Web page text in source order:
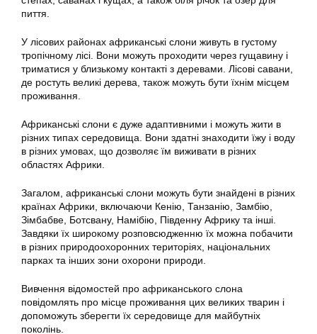
пиття.
У лісових районах африканські слони живуть в густому
тропічному лісі. Вони можуть проходити через гущавину і
триматися у близькому контакті з деревами. Лісові савани,
де ростуть великі дерева, також можуть бути їхнім місцем
проживання.
Африканські слони є дуже адаптивними і можуть жити в
різних типах середовища. Вони здатні знаходити їжу і воду
в різних умовах, що дозволяє їм виживати в різних
областях Африки.
Загалом, африканські слони можуть бути знайдені в різних
країнах Африки, включаючи Кенію, Танзанію, Замбію,
Зімбабве, Ботсвану, Намібію, Південну Африку та інші.
Завдяки їх широкому розповсюдженню їх можна побачити
в різних природоохоронних територіях, національних
парках та інших зони охорони природи.
Вивчення відомостей про африканського слона
повідомлять про місце проживання цих великих тварин і
допоможуть зберегти їх середовище для майбутніх
поколінь.